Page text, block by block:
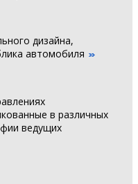
дизайна,
автомобиля
в различных
ведущих